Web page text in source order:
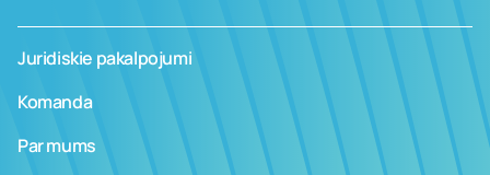
Juridiskie pakalpojumi
Komanda
Par mums